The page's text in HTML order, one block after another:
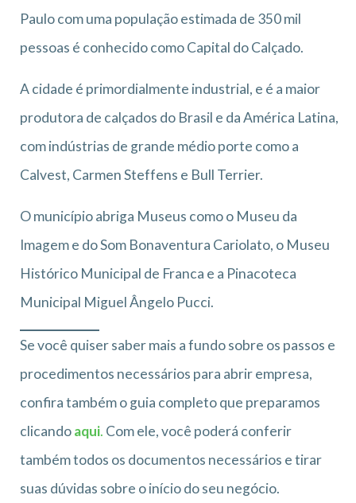
Paulo com uma população estimada de 350 mil
pessoas é conhecido como Capital do Calçado.
A cidade é primordialmente industrial, e é a maior
produtora de calçados do Brasil e da América Latina,
com indústrias de grande médio porte como a
Calvest, Carmen Steffens e Bull Terrier.
O município abriga Museus como o Museu da
Imagem e do Som Bonaventura Cariolato, o Museu
Histórico Municipal de Franca e a Pinacoteca
Municipal Miguel Ângelo Pucci.
Se você quiser saber mais a fundo sobre os passos e
procedimentos necessários para abrir empresa,
confira também o guia completo que preparamos
clicandoaqui. Com ele, você poderá conferir
também todos os documentos necessários e tirar
suas dúvidas sobre o início do seu negócio.